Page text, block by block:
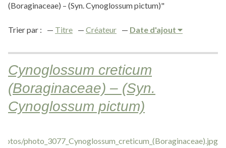
(Boraginaceae) – (Syn. Cynoglossum pictum)"
Trier par : Titre Créateur Date d'ajout
Cynoglossum creticum
(Boraginaceae) – (Syn.
Cynoglossum pictum)